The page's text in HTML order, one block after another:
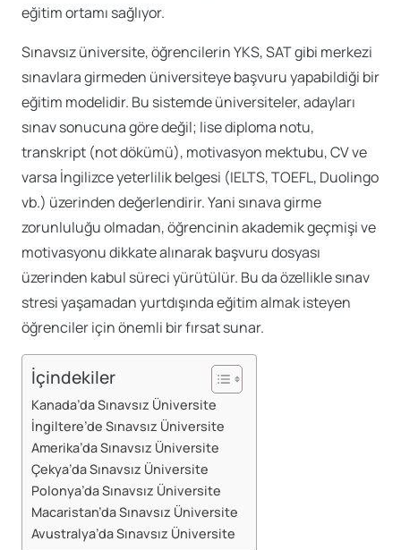
eğitim ortamı sağlıyor.
Sınavsız üniversite, öğrencilerin YKS, SAT gibi merkezi
sınavlara girmeden üniversiteye başvuru yapabildiği bir
eğitim modelidir. Bu sistemde üniversiteler, adayları
sınav sonucuna göre değil; lise diploma notu,
transkript (not dökümü), motivasyon mektubu, CV ve
varsa İngilizce yeterlilik belgesi (IELTS, TOEFL, Duolingo
vb.) üzerinden değerlendirir. Yani sınava girme
zorunluluğu olmadan, öğrencinin akademik geçmişi ve
motivasyonu dikkate alınarak başvuru dosyası
üzerinden kabul süreci yürütülür. Bu da özellikle sınav
stresi yaşamadan yurtdışında eğitim almak isteyen
öğrenciler için önemli bir fırsat sunar.
İçindekiler
Kanada’da Sınavsız Üniversite
İngiltere’de Sınavsız Üniversite
Amerika’da Sınavsız Üniversite
Çekya’da Sınavsız Üniversite
Polonya’da Sınavsız Üniversite
Macaristan’da Sınavsız Üniversite
Avustralya’da Sınavsız Üniversite